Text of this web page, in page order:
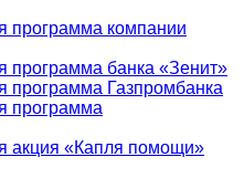
программа компании
программа банка «Зенит»
программа Газпромбанка
программа
акция «Капля помощи»